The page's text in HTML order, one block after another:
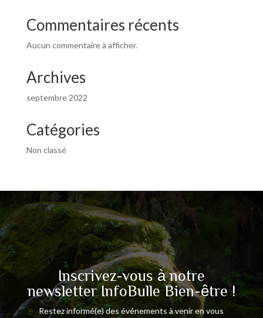
Commentaires récents
Aucun commentaire à afficher.
Archives
septembre 2022
Catégories
Non classé
Inscrivez-vous à notre
newsletter InfoBulle Bien-être !
Restez informé(e) des événements à venir en vous